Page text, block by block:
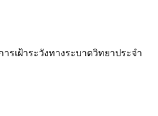
รเฝ้าระวังทางระบาดวิทยาประจำ